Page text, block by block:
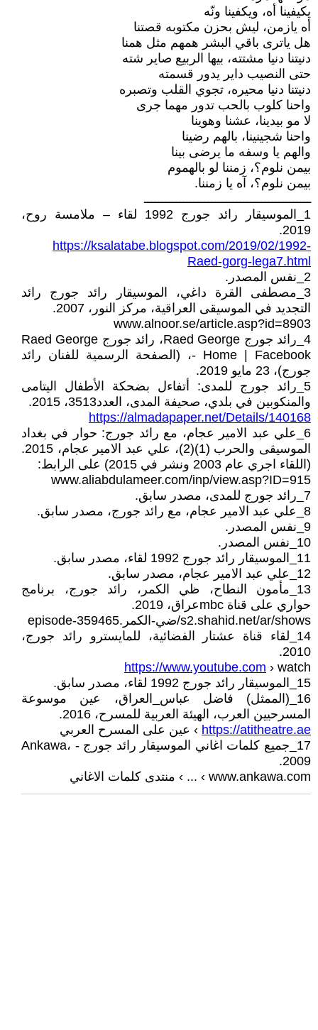
يكيفينا أه، ويكفينا ونّه
أه يازمن، ليش بحزن مكتوبه قصتنا
هل ياترى باقي البشر همهم مثل همنا
دنيتنا دنيا مشتته، بيها الربيع صاير شته
حتى النصيب داير يدور قسمته
دنيتنا دنيا محيره، تجوي القلب وتصبره
واحنا كلوب بالحب تدور مهما جرى
لا مو بيدينا، عشنا وهوينا
واحنا شجينينا، بالهم رضينا
والهم يا وسفه ما يرضى بينا
بيمن نلوم؟، زمننا لو بالهموم
بيمن نلوم؟، آه يا زمننا.
ـــــــــــــــــــــــــــــــــــــــــــــــ
1_الموسيقار رائد جورج 1992 لقاء – ملامسة روح،
2019.
https://ksalatabe.blogspot.com/2019/02/1992-
Raed-gorg-lega7.html
2_نفس المصدر.
3_مصطفى القرة داغي، الموسيقار رائد جورج رائد
التجديد في الموسيقى العراقية، مركز النور، 2007.
www.alnoor.se/article.asp?id=8903
4_رائد جورج Raed George‏، رائد جورج Raed George
- Home | Facebook، (الصفحة الرسمية للفنان رائد
جورج)، 23 مايو 2019.
5_رائد جورج للمدى: أتفاءل بضحكة الأطفال اليتامى
والمنكوبين في بلدي، صحيفة المدى، العدد3513، 2015.
https://almadapaper.net/Details/140168
6_علي عبد الامير عجام، مع رائد جورج: حوار في بغداد
الموسيقى والحرب (1)(2)، علي عبد الامير عجام، 2015.
(اللقاء اجري عام 2003 ونشر في 2015) على الرابط:
www.aliabdulameer.com/inp/view.asp?ID=915
7_رائد جورج للمدى، مصدر سابق.
8_علي عبد الامير عجام، مع رائد جورج، مصدر سابق.
9_نفس المصدر.
10_نفس المصدر.
11_الموسيقار رائد جورج 1992 لقاء، مصدر سابق.
12_علي عبد الامير عجام، مصدر سابق.
13_مأمون النطاح، ظي الكمر، رائد جورج، برنامج
حواري على قناة mbcعراق، 2019.
s2.shahid.net/ar/shows/ضي-الكمر.episode-359465
14_لقاء قناة عشتار الفضائية، للمايسترو رائد جورج،
2010.
https://www.youtube.com › watch
15_الموسيقار رائد جورج 1992 لقاء، مصدر سابق.
16_(الممثل) فاضل عباس_العراق، عين موسوعة
المسرحيين العرب، الهيئة العربية للمسرح، 2016.
https://atitheatre.ae › عين على المسرح العربي
17_جميع كلمات اغاني الموسيقار رائد جورج - Ankawa،
2009.
www.ankawa.com › ... › منتدى كلمات الاغاني